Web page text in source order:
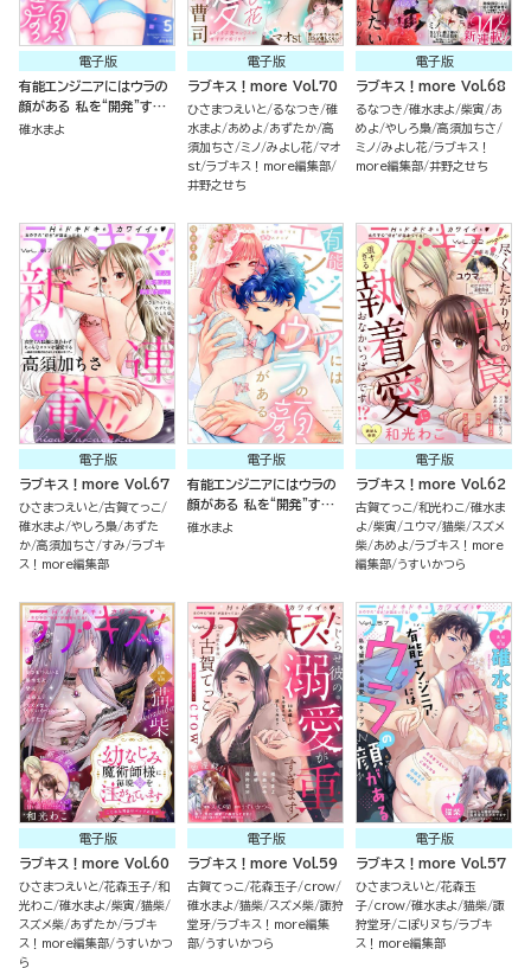
電子版
有能エンジニアにはウラの
顔がある 私を“開発”する
溺愛ステップ （5） 番外編
碓水まよ
電子版
ラブキス！more Vol.70
ひさまつえいと るなつき 碓
水まよ
あめよ あずたか 高
須加ちさ ミノ みよし花 マオ
st ラブキス！more編集部
井野之せち
電子版
ラブキス！more Vol.68
るなつき 碓水まよ 柴寅
あ
めよ やしろ梟 高須加ちさ
ミノ みよし花 ラブキス！
more編集部 井野之せち
電子版
ラブキス！more Vol.67
ひさまつえいと 古賀てっこ
碓水まよ やしろ梟 あずた
か 高須加ちさ すみ ラブキ
ス！more編集部
電子版
有能エンジニアにはウラの
顔がある 私を“開発”する
溺愛ステップ （4）
碓水まよ
電子版
ラブキス！more Vol.62
古賀てっこ 和光わこ 碓水ま
よ 柴寅 ユウマ 猫柴 スズメ
柴 あめよ ラブキス！more
編集部 うすいかつら
電子版
ラブキス！more Vol.60
ひさまつえいと 花森玉子 和
光わこ 碓水まよ 柴寅 猫柴
スズメ柴 あずたか ラブキ
ス！more編集部 うすいかつ
ら
電子版
ラブキス！more Vol.59
古賀てっこ 花森玉子 crow
碓水まよ 猫柴 スズメ柴 諏狩
堂牙 ラブキス！more編集
部 うすいかつら
電子版
ラブキス！more Vol.57
ひさまつえいと 花森玉
子 crow 碓水まよ 猫柴 諏
狩堂牙 こぽりヌち ラブキ
ス！more編集部